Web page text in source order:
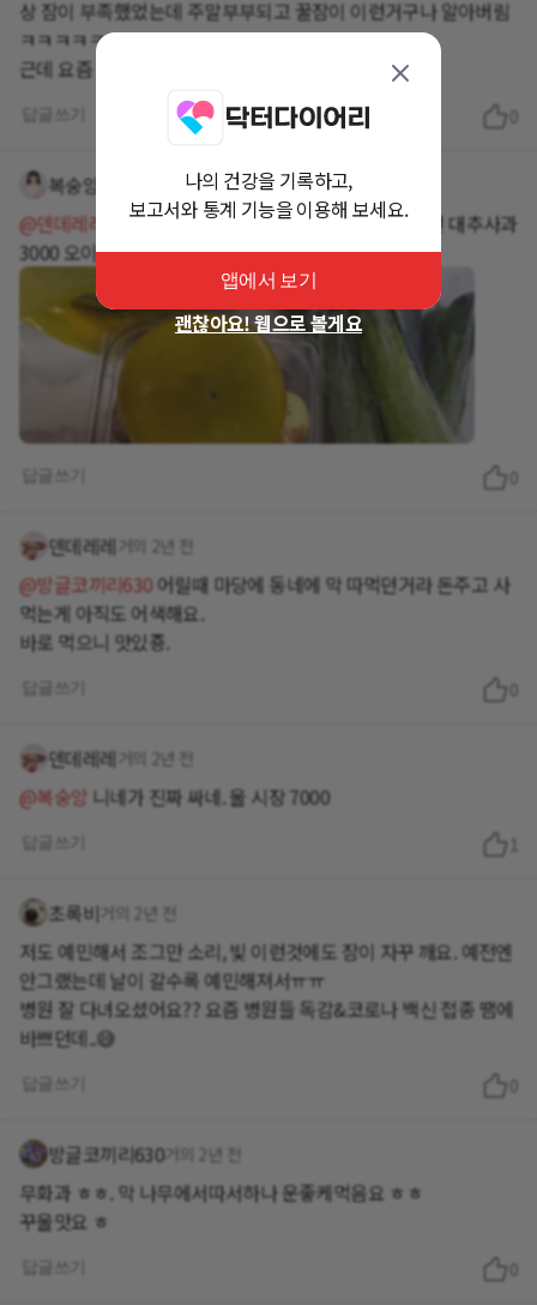
상 잠이 부족했었는데 주말부부되고 꿀잠이 이런거구나 알아버림
ㅋㅋㅋㅋㅋㅋㅋ
근데 요즘 자다 잘 깨네. 빛 소리 다 싫옹 나두
복숭앙
@덴데레레
다들그래ㅋ울동네왜케싸냐고 단감20개마넌 대추사과
3000 오이2000어제삼ㅋ
덴데레레 거의 2년 전
@방글코끼리630어릴때 마당에 동네에 막 따먹던거라 돈주고 사
먹는게 아직도 어색해요.
바로 먹으니 맛있죵.
덴데레레 거의 2년 전
@복숭앙 니네가 진짜 싸네. 울 시장 7000
1
초록비 거의 2년 전
저도 예민해서 조그만 소리, 빛 이런것에도 잠이 자꾸 깨요. 예전엔
안그랬는데 날이 갈수록 예민해져서ㅠㅠ
병원 잘 다녀오셨어요?? 요즘 병원들 독감&코로나 백신 접종 땜에
바쁘던데..😅
방글코끼리630거의 2년 전
무화과 ㅎㅎ. 막 나무에서따서하나 운좋케먹음요 ㅎㅎ
꾸울맛요 ㅎ
나의 건강을 기록하고,
보고서와 통계 기능을 이용해 보세요.
앱에서 보기
괜찮아요! 웹으로 볼게요